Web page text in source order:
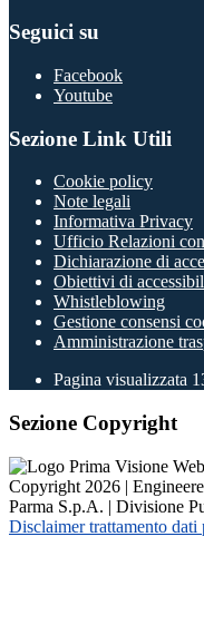
Seguici su
Facebook
Youtube
Sezione Link Utili
Cookie policy
Note legali
Informativa Privacy
Ufficio Relazioni
Dichiarazione di
Obiettivi di
Whistleblowing
Gestione consensi
Amministrazione
Pagina visualizzata
Sezione Copyright
Copyright 2026 |
Parma S.p.A. | Divisione
Disclaimer trattamento dati